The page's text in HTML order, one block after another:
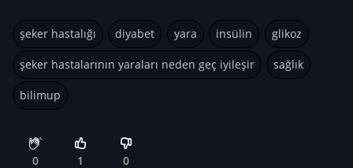
şeker hastalığı diyabet yara insülin glikoz
şeker hastalarının yaraları neden geç iyileşir sağlık
bilimup
0 1 0